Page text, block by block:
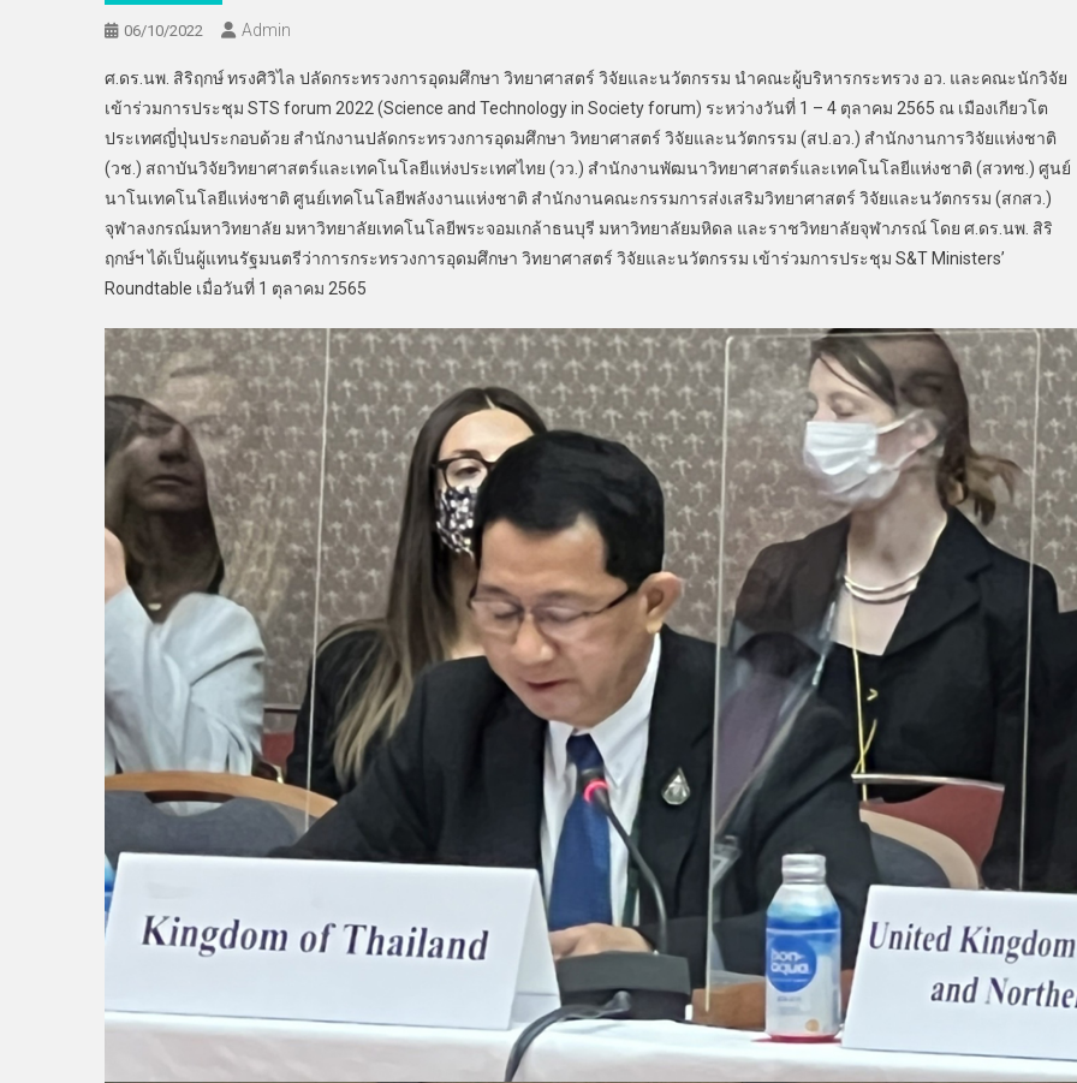
06/10/2022 Admin
ศ.ดร.นพ. สิริฤกษ์ ทรงศิวิไล ปลัดกระทรวงการอุดมศึกษา วิทยาศาสตร์ วิจัยและนวัตกรรม นำคณะผู้บริหารกระทรวง อว. และคณะนักวิจัย
เข้าร่วมการประชุม STS forum 2022 (Science and Technology in Society forum) ระหว่างวันที่ 1 – 4 ตุลาคม 2565 ณ เมืองเกียวโต
ประเทศญี่ปุ่นประกอบด้วย สำนักงานปลัดกระทรวงการอุดมศึกษา วิทยาศาสตร์ วิจัยและนวัตกรรม (สป.อว.) สำนักงานการวิจัยแห่งชาติ
(วช.) สถาบันวิจัยวิทยาศาสตร์และเทคโนโลยีแห่งประเทศไทย (วว.) สำนักงานพัฒนาวิทยาศาสตร์และเทคโนโลยีแห่งชาติ (สวทช.) ศูนย์
นาโนเทคโนโลยีแห่งชาติ ศูนย์เทคโนโลยีพลังงานแห่งชาติ สำนักงานคณะกรรมการส่งเสริมวิทยาศาสตร์ วิจัยและนวัตกรรม (สกสว.)
จุฬาลงกรณ์มหาวิทยาลัย มหาวิทยาลัยเทคโนโลยีพระจอมเกล้าธนบุรี มหาวิทยาลัยมหิดล และราชวิทยาลัยจุฬาภรณ์ โดย ศ.ดร.นพ. สิริ
ฤกษ์ฯ ได้เป็นผู้แทนรัฐมนตรีว่าการกระทรวงการอุดมศึกษา วิทยาศาสตร์ วิจัยและนวัตกรรม เข้าร่วมการประชุม S&T Ministers’
Roundtable เมื่อวันที่ 1 ตุลาคม 2565